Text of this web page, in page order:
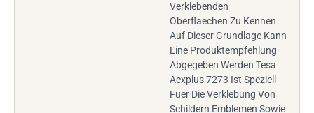
Verklebenden
Oberflaechen Zu Kennen
Auf Dieser Grundlage Kann
Eine Produktempfehlung
Abgegeben Werden Tesa
Acxplus 7273 Ist Speziell
Fuer Die Verklebung Von
Schildern Emblemen Sowie